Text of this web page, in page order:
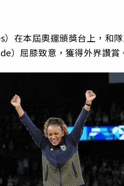
在本屆奧運頒獎台上，和
）屈膝致意，獲得外界讚賞